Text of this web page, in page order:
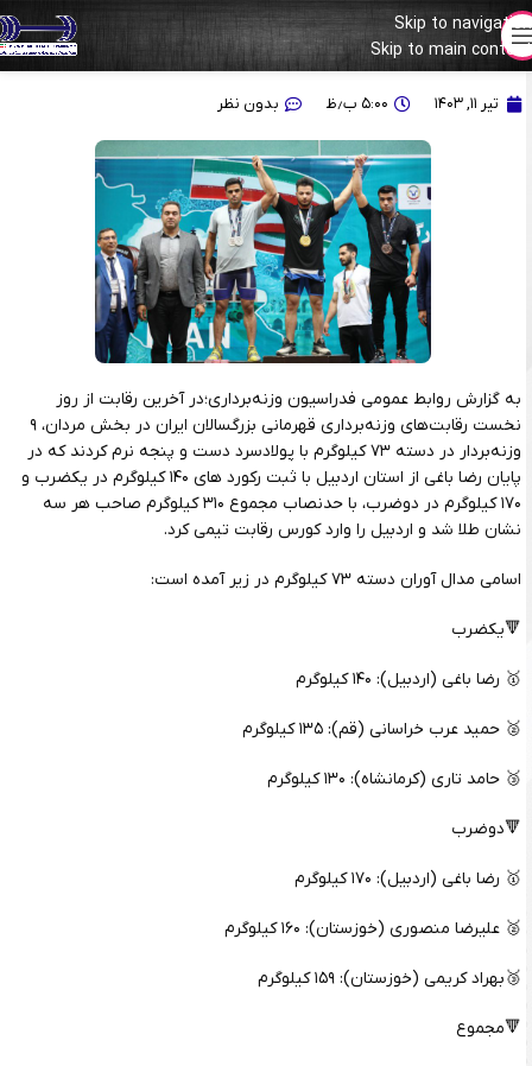
Skip to navigation
Skip to main content
رضا باغی اردبیل را طلایی کرد
تیر ۱۱, ۱۴۰۳ ۵:۰۰ ب٫ظ بدون نظر
به گزارش روابط عمومی فدراسیون وزنه‌برداری؛در آخرین رقابت از روز
نخست رقابت‌های وزنه‌برداری قهرمانی بزرگسالان ایران در بخش مردان، ۹
وزنه‌بردار در دسته ۷۳ کیلوگرم با پولادسرد دست و پنجه نرم کردند که در
پایان رضا باغی از استان اردبیل با ثبت رکورد های ۱۴۰ کیلوگرم در یکضرب و
۱۷۰ کیلوگرم در دوضرب، با حدنصاب مجموع ۳۱۰ کیلوگرم صاحب هر سه
نشان طلا شد و اردبیل را وارد کورس رقابت تیمی کرد.
اسامی مدال آوران دسته ۷۳ کیلوگرم در زیر آمده است:
🔻یکضرب
🥇 رضا باغی (اردبیل): ۱۴۰ کیلوگرم
🥈 حمید عرب خراسانی (قم): ۱۳۵ کیلوگرم
🥉 حامد تاری (کرمانشاه): ۱۳۰ کیلوگرم
🔻دوضرب
🥇 رضا باغی (اردبیل): ۱۷۰ کیلوگرم
🥈 علیرضا منصوری (خوزستان): ۱۶۰ کیلوگرم
🥉بهراد کریمی (خوزستان): ۱۵۹ کیلوگرم
🔻مجموع